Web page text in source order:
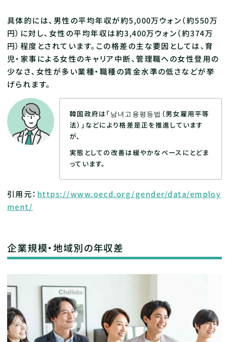
具体的には、男性の平均年収が約5,000万ウォン（約550万
円）に対し、女性の平均年収は約3,400万ウォン（約374万
円）程度とされています。この格差の主な要因としては、育
児・家事による女性のキャリア中断、管理職への女性登用の
少なさ、女性が多い業種・職種の賃金水準の低さなどが挙
げられます。
韓国政府は「남녀고용평등법（男女雇用平等
法）」などにより格差是正を推進しています
が、
実態としての改善は緩やかなペースにとどま
っています。
引用元： https://www.oecd.org/gender/data/employ
ment/
企業規模・地域別の年収差